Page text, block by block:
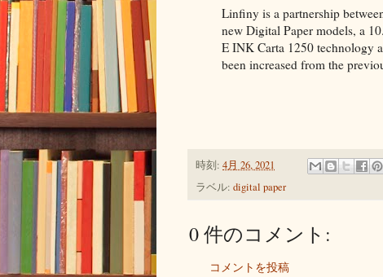
Linfiny is a partnership
new Digital Paper models, a
E INK Carta 1250 technology
been increased from the
時刻: 4月 26, 2021
ラベル: digital paper
0 件のコメント:
コメントを投稿